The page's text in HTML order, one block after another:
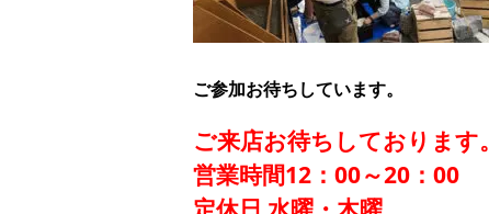
ご参加お待ちしています。
ご来店お待ちしております。
営業時間12：00～20：00